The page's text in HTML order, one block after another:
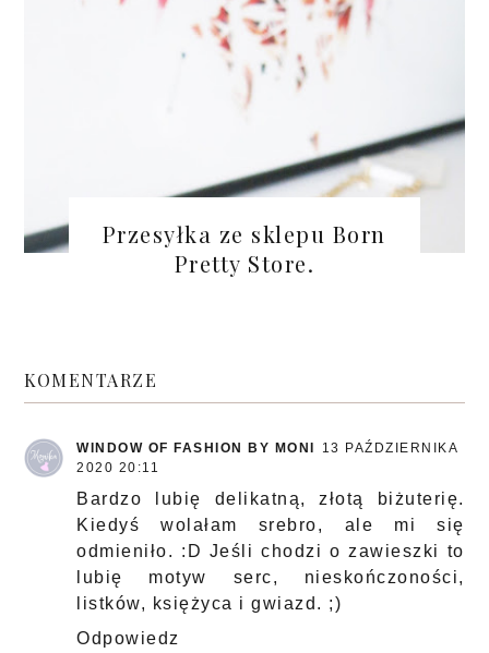
Przesyłka ze sklepu Born
Pretty Store.
KOMENTARZE
WINDOW OF FASHION BY MONI
13 PAŹDZIERNIKA
2020 20:11
Bardzo lubię delikatną, złotą biżuterię.
Kiedyś wolałam srebro, ale mi się
odmieniło. :D Jeśli chodzi o zawieszki to
lubię motyw serc, nieskończoności,
listków, księżyca i gwiazd. ;)
Odpowiedz